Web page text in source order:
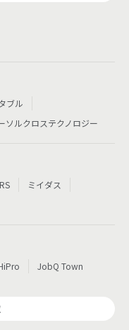
ブル
ソルクロステクノロジー
ミイダス
JobQ Town